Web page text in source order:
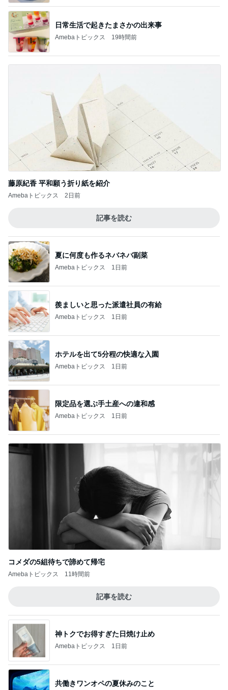
日常生活で起きたまさかの出来事
Amebaトピックス 19時間前
藤原紀香 平和願う折り紙を紹介
Amebaトピックス 2日前
記事を読む
夏に何度も作るネバネバ副菜
Amebaトピックス 1日前
羨ましいと思った派遣社員の有給
Amebaトピックス 1日前
ホテルを出て5分程の快適な入園
Amebaトピックス 1日前
限定品を選ぶ手土産への違和感
Amebaトピックス 1日前
コメダの5組待ちで諦めて帰宅
Amebaトピックス 11時間前
記事を読む
神トクでお得すぎた日焼け止め
Amebaトピックス 1日前
共働きワンオペの夏休みのこと